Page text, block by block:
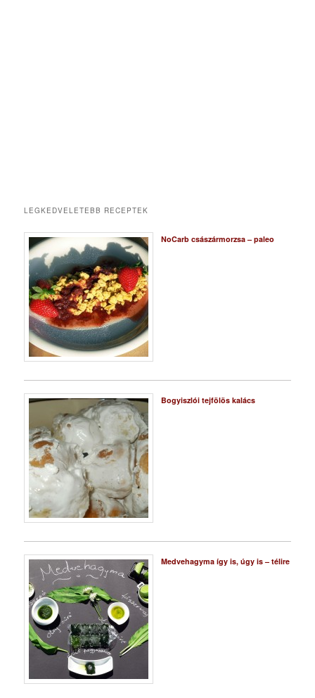
LEGKEDVELETEBB RECEPTEK
NoCarb császármorzsa – paleo
Bogyiszlói tejfölös kalács
Medvehagyma így is, úgy is – télire